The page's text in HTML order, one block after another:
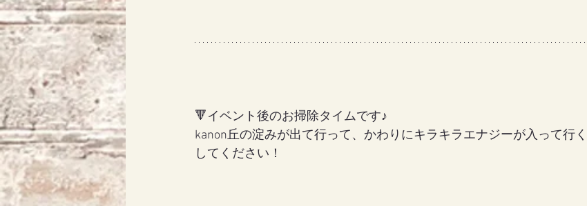
🔻イベント後のお掃除タイムです♪
kanon丘の淀みが出て行って、かわりにキラキラエナジーが入って行
してください！